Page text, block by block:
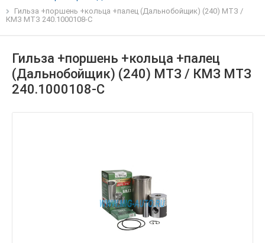
Гильза +поршень +кольца +палец (Дальнобойщик) (240) МТЗ /
КМЗ МТЗ 240.1000108-С
Гильза +поршень +кольца +палец
(Дальнобойщик) (240) МТЗ / КМЗ МТЗ
240.1000108-С